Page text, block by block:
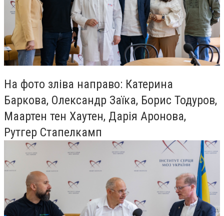
На фото зліва направо: Катерина
Баркова, Олександр Заїка, Борис Тодуров,
Маартен тен Хаутен, Дарія Аронова,
Рутгер Стапелкамп